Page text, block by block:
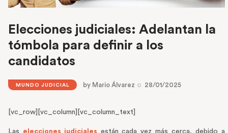
Elecciones judiciales: Adelantan la
tómbola para definir a los
candidatos
MUNDO JUDICIAL by Mario Álvarez 28/01/2025
[vc_row][vc_column][vc_column_text]
Las elecciones judiciales están cada vez más cerca, debido a